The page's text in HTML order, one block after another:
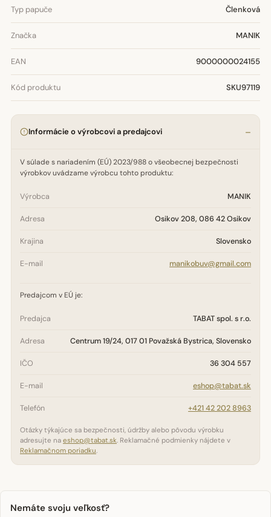
Typ papuče Členková
Značka MANIK
EAN 9000000024155
Kód produktu SKU97119
Informácie o výrobcovi a predajcovi
V súlade s nariadením (EÚ) 2023/988 o všeobecnej bezpečnosti
výrobkov uvádzame výrobcu tohto produktu:
Výrobca MANIK
Adresa Osikov 208, 086 42 Osikov
Krajina Slovensko
E-mail manikobuv@gmail.com
Predajcom v EÚ je:
Predajca TABAT spol. s r.o.
Adresa Centrum 19/24, 017 01 Považská Bystrica, Slovensko
IČO 36 304 557
E-mail eshop@tabat.sk
Telefón +421 42 202 8963
Otázky týkajúce sa bezpečnosti, údržby alebo pôvodu výrobku
adresujte na eshop@tabat.sk. Reklamačné podmienky nájdete v
Reklamačnom poriadku.
Nemáte svoju veľkosť?